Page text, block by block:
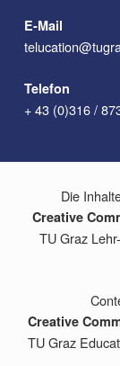
E-Mail
Telefon
+ 43 (0)316 /
Die
Creative
TU Graz
Creative
TU Graz